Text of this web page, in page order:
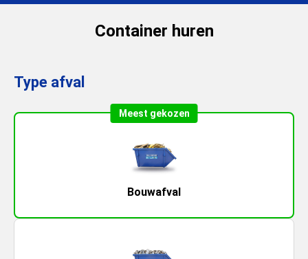
Container huren
Type afval
Meest gekozen
Bouwafval